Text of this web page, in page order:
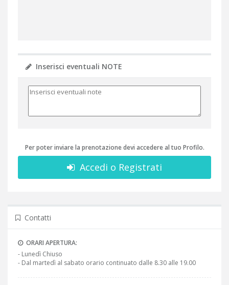
Inserisci eventuali NOTE
Per poter inviare la prenotazione devi accedere al tuo Profilo.
Accedi o Registrati
Contatti
ORARI APERTURA:
- Lunedì Chiuso